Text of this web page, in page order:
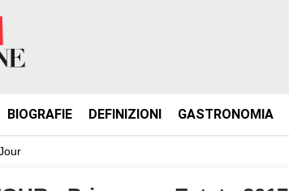
BIOGRAFIE DEFINIZIONI GASTRONOMIA